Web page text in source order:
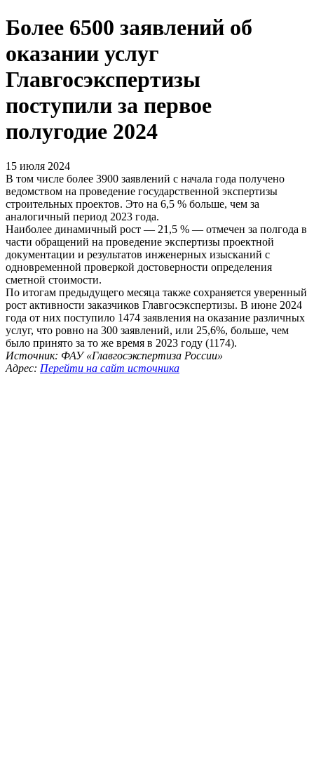
Более 6500 заявлений об
оказании услуг
Главгосэкспертизы
поступили за первое
полугодие 2024
15 июля 2024
В том числе более 3900 заявлений с начала года получено
ведомством на проведение государственной экспертизы
строительных проектов. Это на 6,5 % больше, чем за
аналогичный период 2023 года.
Наиболее динамичный рост — 21,5 % — отмечен за полгода в
части обращений на проведение экспертизы проектной
документации и результатов инженерных изысканий с
одновременной проверкой достоверности определения
сметной стоимости.
По итогам предыдущего месяца также сохраняется уверенный
рост активности заказчиков Главгосэкспертизы. В июне 2024
года от них поступило 1474 заявления на оказание различных
услуг, что ровно на 300 заявлений, или 25,6%, больше, чем
было принято за то же время в 2023 году (1174).
Источник: ФАУ «Главгосэкспертиза России»
Адрес: Перейти на сайт источника